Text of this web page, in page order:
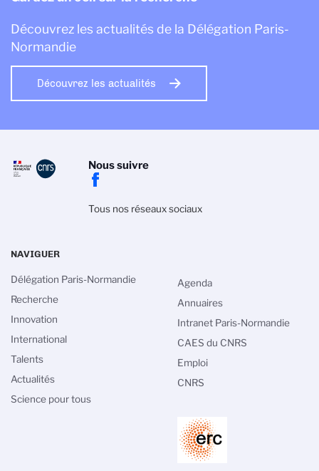
Découvrez les actualités de la Délégation Paris-
Normandie
Découvrez les actualités
Nous suivre
Tous nos réseaux sociaux
NAVIGUER
Délégation Paris-Normandie
Recherche
Innovation
International
Talents
Actualités
Science pour tous
Agenda
Annuaires
Intranet Paris-Normandie
CAES du CNRS
Emploi
CNRS